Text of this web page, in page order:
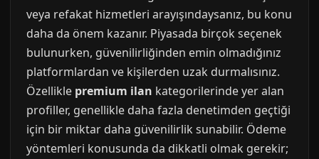
veya refakat hizmetleri arayışındaysanız, bu konu
daha da önem kazanır. Piyasada birçok seçenek
bulunurken, güvenilirliğinden emin olmadığınız
platformlardan ve kişilerden uzak durmalısınız.
Özellikle premium ilan kategorilerinde yer alan
profiller, genellikle daha fazla denetimden geçtiği
için bir miktar daha güvenilirlik sunabilir. Ödeme
yöntemleri konusunda da dikkatli olmak gerekir;